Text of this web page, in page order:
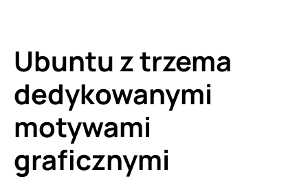
Ubuntu z trzema
dedykowanymi
motywami
graficznymi